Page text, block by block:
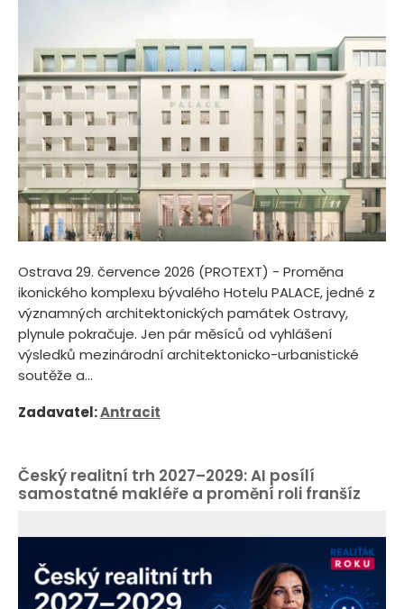
Ostrava 29. července 2026 (PROTEXT) - Proměna
ikonického komplexu bývalého Hotelu PALACE, jedné z
významných architektonických památek Ostravy,
plynule pokračuje. Jen pár měsíců od vyhlášení
výsledků mezinárodní architektonicko-urbanistické
soutěže a...
Zadavatel:Antracit
Český realitní trh 2027–2029: AI posílí
samostatné makléře a promění roli franšíz